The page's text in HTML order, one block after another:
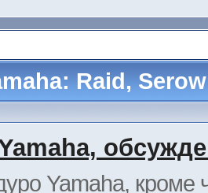
Raid,
Yamaha, кроме